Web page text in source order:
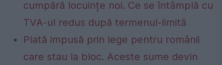
cumpără locuințe noi. Ce se întâmplă cu
TVA-ul redus după termenul-limită
Plată impusă prin lege pentru românii
care stau la bloc. Aceste sume devin